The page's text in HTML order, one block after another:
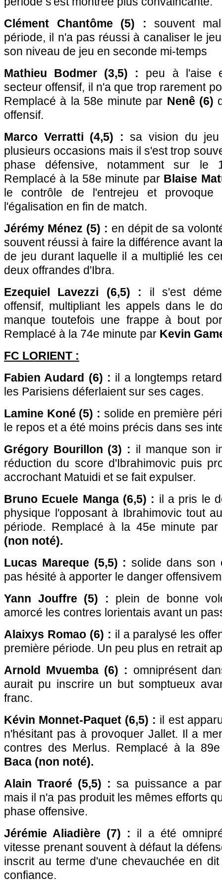
Clément Chantôme (5) : souvent
période, il n'a pas réussi à canaliser le
son niveau de jeu en seconde mi-temps
Mathieu Bodmer (3,5) : peu à l'aise
secteur offensif, il n'a que trop rarement
Remplacé à la 58e minute par Nenê (6)
offensif.
Marco Verratti (4,5) : sa vision du
plusieurs occasions mais il s'est trop
phase défensive, notamment sur le
Remplacé à la 58e minute par Blaise
le contrôle de l'entrejeu et provoque
l'égalisation en fin de match.
Jérémy Ménez (5) : en dépit de sa
souvent réussi à faire la différence avant
de jeu durant laquelle il a multiplié les
deux offrandes d'Ibra.
Ezequiel Lavezzi (6,5) : il s'est
offensif, multipliant les appels dans le
manque toutefois une frappe à bout
Remplacé à la 74e minute par Kevin
FC LORIENT :
Fabien Audard (6) : il a longtemps
les Parisiens déferlaient sur ses cages.
Lamine Koné (5) : solide en première
le repos et a été moins précis dans ses
Grégory Bourillon (3) : il manque son
réduction du score d'Ibrahimovic puis
accrochant Matuidi et se fait expulser.
Bruno Ecuele Manga (6,5) : il a pris le
physique l'opposant à Ibrahimovic tout
période. Remplacé à la 45e minute
(non noté).
Lucas Mareque (5,5) : solide dans son
pas hésité à apporter le danger
Yann Jouffre (5) : plein de bonne
amorcé les contres lorientais avant un
Alaixys Romao (6) : il a paralysé les
première période. Un peu plus en retrait
Arnold Mvuemba (6) : omniprésent
aurait pu inscrire un but somptueux
franc.
Kévin Monnet-Paquet (6,5) : il est
n'hésitant pas à provoquer Jallet. Il a
contres des Merlus. Remplacé à la
Baca (non noté).
Alain Traoré (5,5) : sa puissance a
mais il n'a pas produit les mêmes efforts
phase offensive.
Jérémie Aliadière (7) : il a été
vitesse prenant souvent à défaut la
inscrit au terme d'une chevauchée en
confiance.